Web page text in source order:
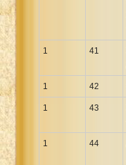
1 41
1 42
1 43
1 44